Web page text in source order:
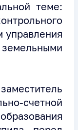
теме:
управления
счетной